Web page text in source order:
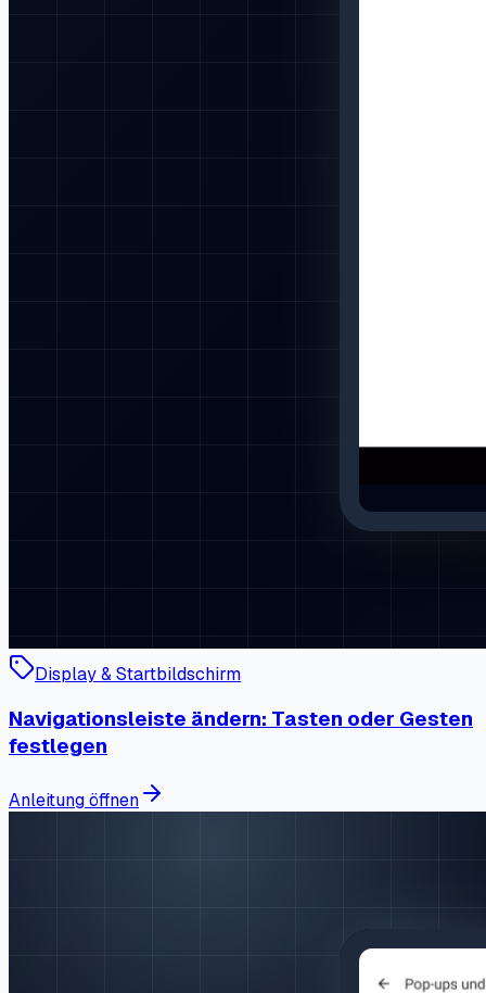
Display & Startbildschirm
Navigationsleiste ändern: Tasten oder Gesten
festlegen
Anleitung öffnen